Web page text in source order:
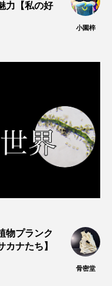
マエビ
ムツ
メヌケ
ズガニ モツゴ
トシマドジョウ
力【私の好
小園梓
物プランク
カナたち】
骨密堂